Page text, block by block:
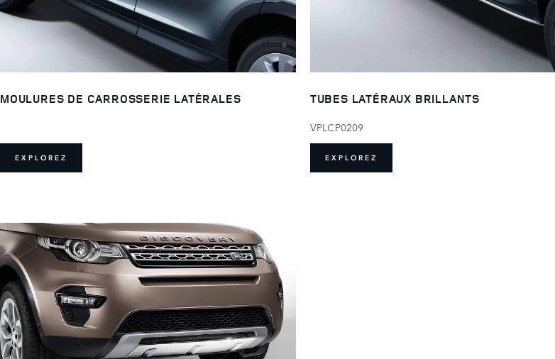
MOULURES DE CARROSSERIE LATÉRALES
EXPLOREZ
TUBES LATÉRAUX BRILLANTS
VPLCP0209
EXPLOREZ